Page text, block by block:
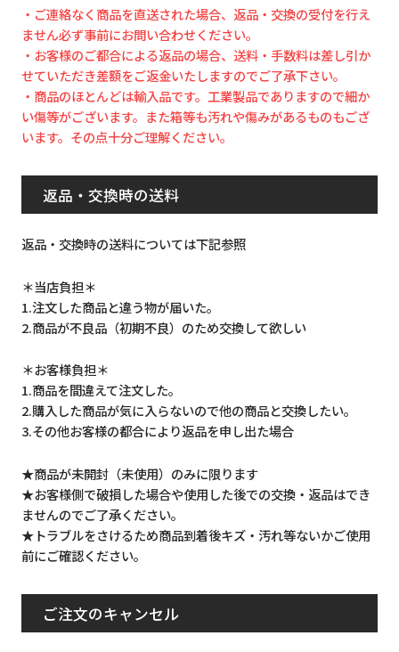
・ご連絡なく商品を直送された場合、返品・交換の受付を行え
ません必ず事前にお問い合わせください。
・お客様のご都合による返品の場合、送料・手数料は差し引か
せていただき差額をご返金いたしますのでご了承下さい。
・商品のほとんどは輸入品です。工業製品でありますので細か
い傷等がございます。また箱等も汚れや傷みがあるものもござ
います。その点十分ご理解ください。
返品・交換時の送料
返品・交換時の送料については下記参照
＊当店負担＊
1.注文した商品と違う物が届いた。
2.商品が不良品（初期不良）のため交換して欲しい
＊お客様負担＊
1.商品を間違えて注文した。
2.購入した商品が気に入らないので他の商品と交換したい。
3.その他お客様の都合により返品を申し出た場合
★商品が未開封（未使用）のみに限ります
★お客様側で破損した場合や使用した後での交換・返品はでき
ませんのでご了承ください。
★トラブルをさけるため商品到着後キズ・汚れ等ないかご使用
前にご確認ください。
ご注文のキャンセル